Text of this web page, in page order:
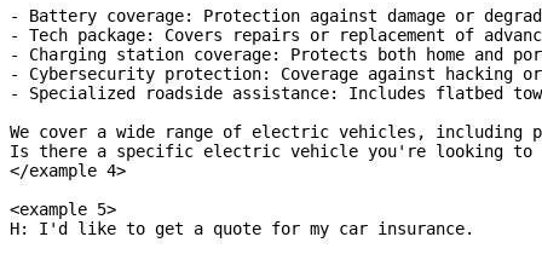
- Battery coverage: Protection against damage or
- Tech package: Covers repairs or replacement of
- Charging station coverage: Protects both home and
- Cybersecurity protection: Coverage against hacking
- Specialized roadside assistance: Includes flatbed
We cover a wide range of electric vehicles, including
Is there a specific electric vehicle you're looking to
</example 4>
<example 5>
H: I'd like to get a quote for my car insurance.